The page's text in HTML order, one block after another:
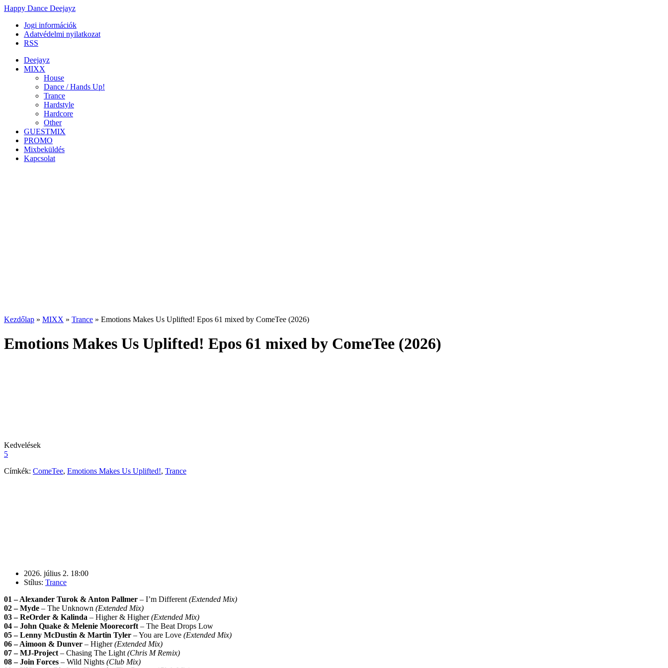
Happy Dance Deejayz
Jogi információk
Adatvédelmi nyilatkozat
RSS
Deejayz
MIXX
House
Dance / Hands Up!
Trance
Hardstyle
Hardcore
Other
GUESTMIX
PROMO
Mixbeküldés
Kapcsolat
Kezdőlap » MIXX » Trance » Emotions Makes Us Uplifted! Epos 61 mixed by ComeTee (2026)
Emotions Makes Us Uplifted! Epos 61 mixed by ComeTee (2026)
Kedvelések
5
Címkék: ComeTee, Emotions Makes Us Uplifted!, Trance
2026. július 2. 18:00
Stílus: Trance
01 – Alexander Turok & Anton Pallmer – I’m Different (Extended Mix)
02 – Myde – The Unknown (Extended Mix)
03 – ReOrder & Kalinda – Higher & Higher(Extended Mix)
04 – John Quake & Melenie Moorecorft – The Beat Drops Low
05 – Lenny McDustin & Martin Tyler – You are Love (Extended Mix)
06 – Aimoon & Dunver – Higher(Extended Mix)
07 – MJ-Project – Chasing The Light (Chris M Remix)
08 – Join Forces – Wild Nights (Club Mix)